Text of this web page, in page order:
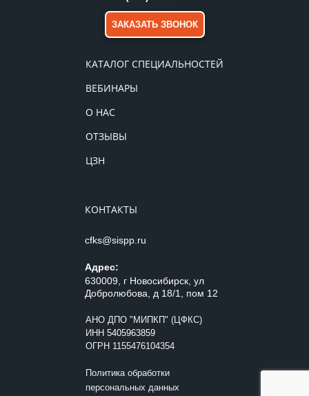
КАТАЛОГ СПЕЦИАЛЬНОСТЕЙ
ВЕБИНАРЫ
О НАС
ОТЗЫВЫ
ЦЗН
КОНТАКТЫ
cfks@sispp.ru
Адрес:
630009, г Новосибирск, ул
Добролюбова, д 18/1, пом 12
АНО ДПО "МИПКП" (ЦФКС)
ИНН 5405963859
ОГРН 1155476104354
Политика обработки
персональных данных
ЗАКАЗАТЬ ЗВОНОК